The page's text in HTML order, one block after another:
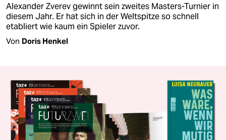
Alexander Zverev gewinnt sein zweites Masters-Turnier in
diesem Jahr. Er hat sich in der Weltspitze so schnell
etabliert wie kaum ein Spieler zuvor.
Von Doris Henkel